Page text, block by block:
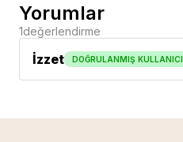
Yorumlar
1değerlendirme
İzzet DOĞRULANMIŞ KULLANICI